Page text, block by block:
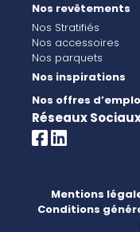
Nos revêtements
Nos Stratifiés
Nos accessoires
Nos parquets
Nos inspirations
Nos offres
Réseaux
Mentions
Conditions